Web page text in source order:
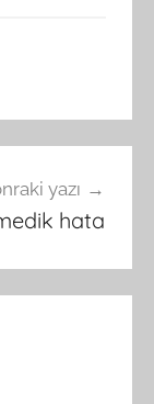
yazı
hata